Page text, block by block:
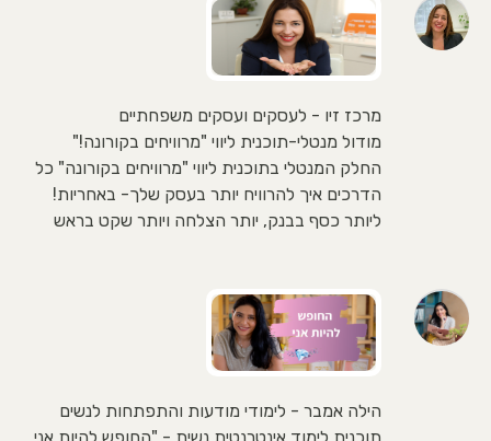
מרכז זיו - לעסקים ועסקים משפחתיים
מודול מנטלי-תוכנית ליווי "מרוויחים בקורונה!"
החלק המנטלי בתוכנית ליווי "מרוויחים בקורונה" כל
הדרכים איך להרוויח יותר בעסק שלך- באחריות!
ליותר כסף בבנק, יותר הצלחה ויותר שקט בראש
הילה אמבר - לימודי מודעות והתפתחות לנשים